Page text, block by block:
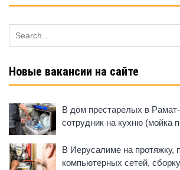
for:
Новые вакансии на сайте
В дом престарелых в Рамат-
сотрудник на кухню (мойка
В Иерусалиме на протяжку,
компьютерных сетей,